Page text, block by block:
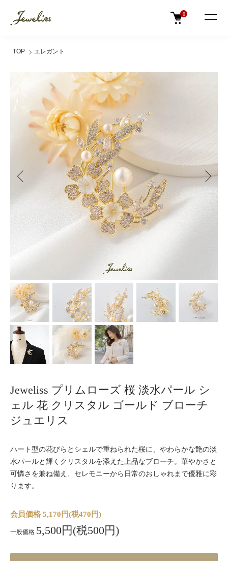
0
TOP エレガント
Jeweliss プリムローズ 桜 淡水パール シ
ェル 花 クリスタル ゴールド ブローチ
ジュエリス
ハート型の花びらとシェルで重ねられた桜に、やわらかな艶の淡
水パールと輝くクリスタルを添えた上品なブローチ。華やかさと
可憐さを兼ね備え、セレモニーから日常のおしゃれまで優雅に彩
ります。
会員価格 5,170円(税470円)
一般価格 5,500円(税500円)